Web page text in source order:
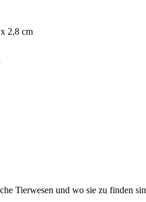
2,8 cm
Tierwesen und wo sie zu finden